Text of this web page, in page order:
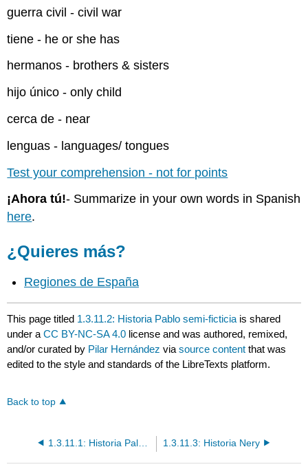
guerra civil - civil war
tiene - he or she has
hermanos - brothers & sisters
hijo único - only child
cerca de - near
lenguas - languages/ tongues
Test your comprehension - not for points
¡Ahora tú!- Summarize in your own words in Spanish
here.
¿Quieres más?
Regiones de España
This page titled 1.3.11.2: Historia Pablo semi-ficticiais shared
under aCC BY-NC-SA 4.0 license and was authored, remixed,
and/or curated by Pilar Hernández viasource content that was
edited to the style and standards of the LibreTexts platform.
Back to top
1.3.11.1: Historia Paloma semi-ficticia 1.3.11.3: Historia Nery